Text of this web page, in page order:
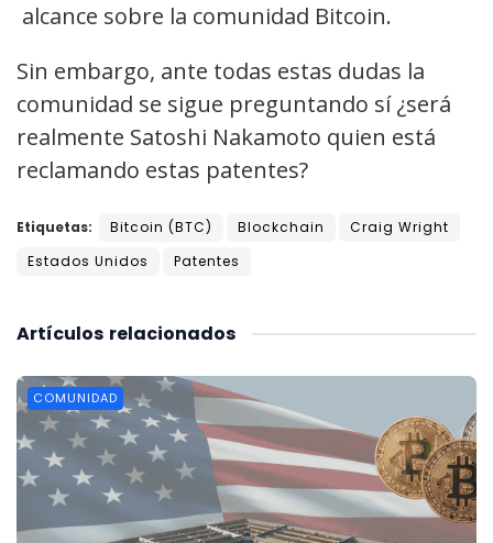
alcance sobre la comunidad Bitcoin.
Sin embargo, ante todas estas dudas la
comunidad se sigue preguntando sí ¿será
realmente Satoshi Nakamoto quien está
reclamando estas patentes?
Etiquetas: Bitcoin (BTC) Blockchain
Craig Wright
Estados Unidos
Patentes
relacionados
Artículos
COMUNIDAD